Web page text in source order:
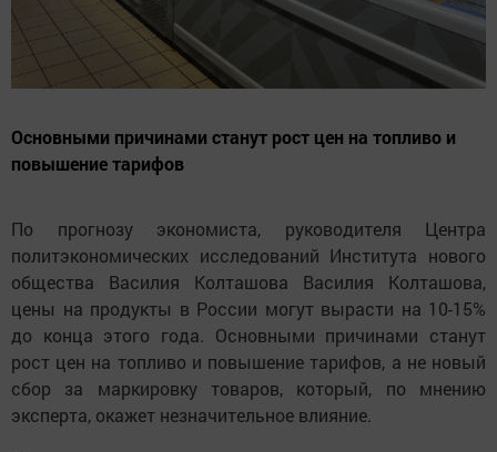
Основными причинами станут рост цен на топливо и
повышение тарифов
По прогнозу экономиста, руководителя Центра
политэкономических исследований Института нового
общества Василия Колташова Василия Колташова,
цены на продукты в России могут вырасти на 10-15%
до конца этого года. Основными причинами станут
рост цен на топливо и повышение тарифов, а не новый
сбор за маркировку товаров, который, по мнению
эксперта, окажет незначительное влияние.